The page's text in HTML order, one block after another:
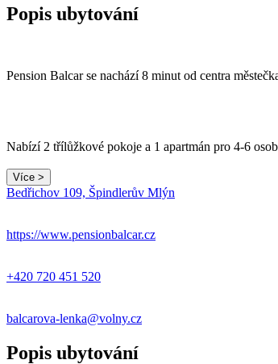
Popis ubytování
Pension Balcar se nachází 8 minut od centra
Nabízí 2 třílůžkové pokoje a 1 apartmán pro 4-6
Více >
Bedřichov 109, Špindlerův Mlýn
https://www.pensionbalcar.cz
+420 720 451 520
balcarova-lenka@volny.cz
Popis ubytování